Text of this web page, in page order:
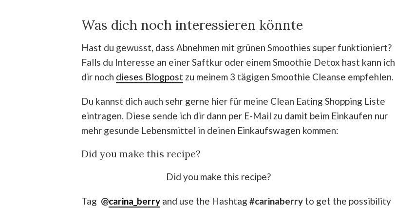
Was dich noch interessieren könnte
Hast du gewusst, dass Abnehmen mit grünen Smoothies super funktioniert?
Falls du Interesse an einer Saftkur oder einem Smoothie Detox hast kann ich
dir noch dieses Blogpost zu meinem 3 tägigen Smoothie Cleanse empfehlen.
Du kannst dich auch sehr gerne hier für meine Clean Eating Shopping Liste
eintragen. Diese sende ich dir dann per E-Mail zu damit beim Einkaufen nur
mehr gesunde Lebensmittel in deinen Einkaufswagen kommen:
Did you make this recipe?
Did you make this recipe?
Tag @carina_berry and use the Hashtag #carinaberry to get the possibility